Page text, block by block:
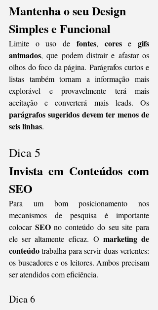
Mantenha o seu Design
Simples e Funcional
Limite o uso de fontes, cores e gifs
animados, que podem distrair e afastar os
olhos do foco da página. Parágrafos curtos e
listas também tornam a informação mais
explorável e provavelmente terá mais
parágrafos sugeridos devem ter menos de
seis linhas.
Dica 5
Invista em Conteúdos com
SEO
Para um bom posicionamento nos
mecanismos de pesquisa é importante
colocar SEO no conteúdo do seu site para
ele ser altamente eficaz. O marketing de
conteúdo trabalha para servir duas vertentes:
os buscadores e os leitores. Ambos precisam
ser atendidos com eficiência.
Dica 6